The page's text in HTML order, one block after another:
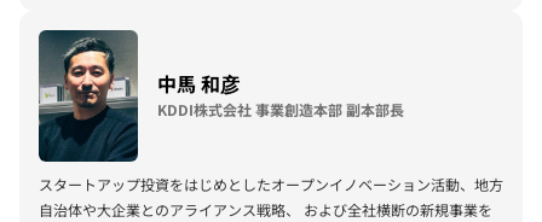
中馬 和彦
KDDI株式会社 事業創造本部 副本部長
スタートアップ投資をはじめとしたオープンイノベーション活動、地方
自治体や大企業とのアライアンス戦略、 および全社横断の新規事業を